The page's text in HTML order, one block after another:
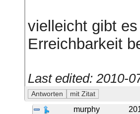
vielleicht gibt
Erreichbarkeit
Last edited: 2010-
murphy